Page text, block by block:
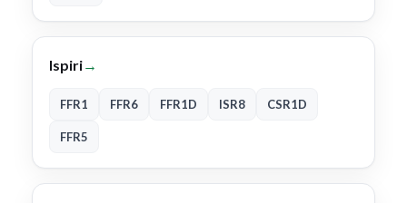
Ispiri→
FFR1 FFR6 FFR1D ISR8 CSR1D
FFR5